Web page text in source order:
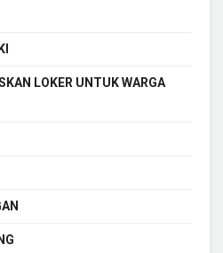
LOKER UNTUK WARGA